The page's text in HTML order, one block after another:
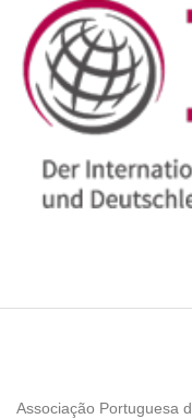
Associação Portuguesa